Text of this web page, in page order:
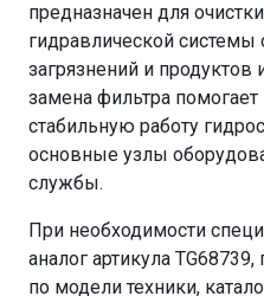
предназначен для
гидравлической системы
загрязнений и
замена фильтра
стабильную работу
основные узлы
службы.
При необходимости
аналог артикула
по модели техники,